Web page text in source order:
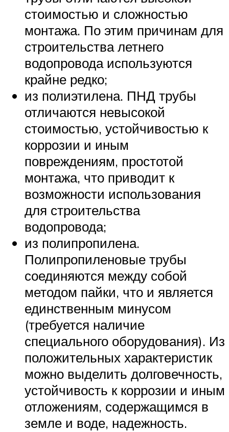
стоимостью и сложностью
монтажа. По этим причинам для
строительства летнего
водопровода используются
крайне редко;
из полиэтилена. ПНД трубы
отличаются невысокой
стоимостью, устойчивостью к
коррозии и иным
повреждениям, простотой
монтажа, что приводит к
возможности использования
для строительства
водопровода;
из полипропилена.
Полипропиленовые трубы
соединяются между собой
методом пайки, что и является
единственным минусом
(требуется наличие
специального оборудования). Из
положительных характеристик
можно выделить долговечность,
устойчивость к коррозии и иным
отложениям, содержащимся в
земле и воде, надежность.